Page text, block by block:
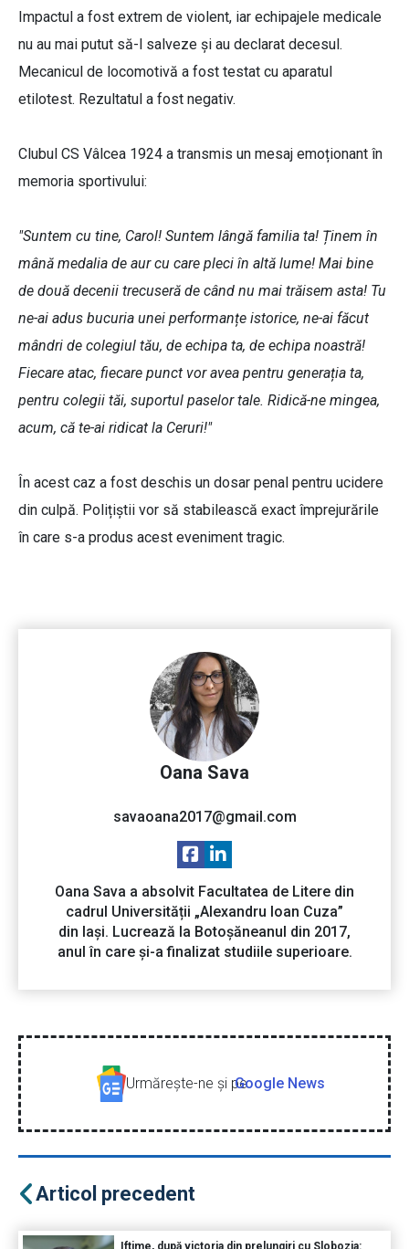
Impactul a fost extrem de violent, iar echipajele medicale
nu au mai putut să-l salveze și au declarat decesul.
Mecanicul de locomotivă a fost testat cu aparatul
etilotest. Rezultatul a fost negativ.
Clubul CS Vâlcea 1924 a transmis un mesaj emoționant în
memoria sportivului:
"Suntem cu tine, Carol! Suntem lângă familia ta! Ținem în
mână medalia de aur cu care pleci în altă lume! Mai bine
de două decenii trecuseră de când nu mai trăisem asta! Tu
ne-ai adus bucuria unei performanțe istorice, ne-ai făcut
mândri de colegiul tău, de echipa ta, de echipa noastră!
Fiecare atac, fiecare punct vor avea pentru generația ta,
pentru colegii tăi, suportul paselor tale. Ridică-ne mingea,
acum, că te-ai ridicat la Ceruri!"
În acest caz a fost deschis un dosar penal pentru ucidere
din culpă. Polițiștii vor să stabilească exact împrejurările
în care s-a produs acest eveniment tragic.
Oana Sava
savaoana2017@gmail.com
Oana Sava a absolvit Facultatea de Litere din
cadrul Universității „Alexandru Ioan Cuza”
din Iași. Lucrează la Botoșăneanul din 2017,
anul în care și-a finalizat studiile superioare.
Urmăreşte-ne şi peGoogle News
Articol precedent